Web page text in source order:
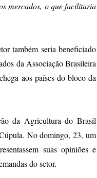
mercados, o que facilitaria
também seria beneficiado
da Associação Brasileira
aos países do bloco da
da Agricultura do Brasil
No domingo, 23, um
suas opiniões e
do setor.